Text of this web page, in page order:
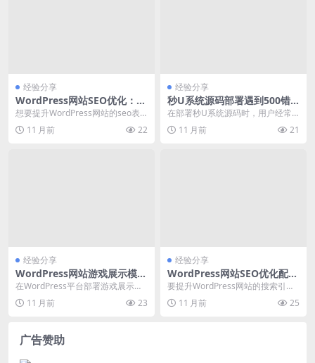
经验分享
WordPress网站SEO优化：如
何提升网站排名与流量
想要提升WordPress网站的seo表
现，可以从以下几个方面入手： 关
键词研究...
11 月前 22
经验分享
秒U系统源码部署遇到500错
误及解决方法
在部署秒U系统源码时，用户经常
遇到500服务器内部错误。以下是
针对该问题的排查步...
11 月前 21
经验分享
WordPress网站游戏展示模板
配置与故障排查指南
在WordPress平台部署游戏展示模
板时，开发者常遇到模板冲突、加
载缓慢、功能...
11 月前 23
经验分享
WordPress网站SEO优化配置
与实现
要提升WordPress网站的搜索引擎
排名，需要从基础配置和高级优化
两方面入手。...
11 月前 25
广告赞助